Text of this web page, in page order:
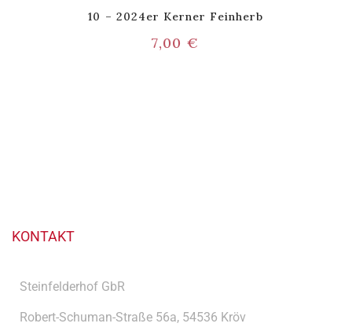
10 – 2024er Kerner Feinherb
7,00€
KONTAKT
Steinfelderhof GbR
Robert-Schuman-Straße 56a, 54536 Kröv